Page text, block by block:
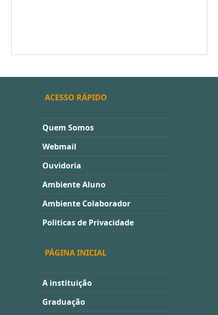
ACESSO RÁPIDO
Quem Somos
Webmail
Ouvidoria
Ambiente Aluno
Ambiente Colaborador
Politicas de Privacidade
PÁGINA INICIAL
A instituição
Graduação